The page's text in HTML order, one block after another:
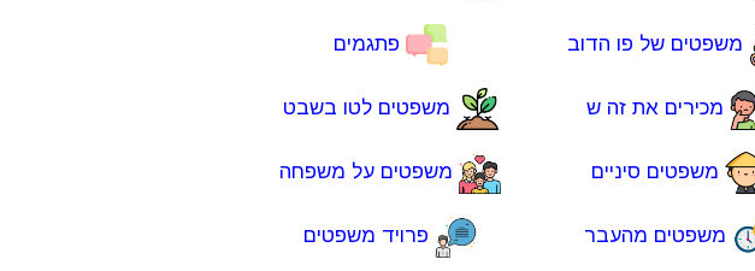
משפטים של פו הדוב פתגמים
מכירים את זה ש משפטים לטו בשבט
משפטים סיניים משפטים על משפחה
משפטים מהעבר פרויד משפטים